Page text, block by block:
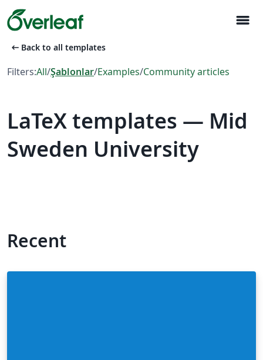
menu
arrow_left_alt Back to all templates
Filters:All/Şablonlar/Examples/Community articles
LaTeX templates — Mid
Sweden University
Recent